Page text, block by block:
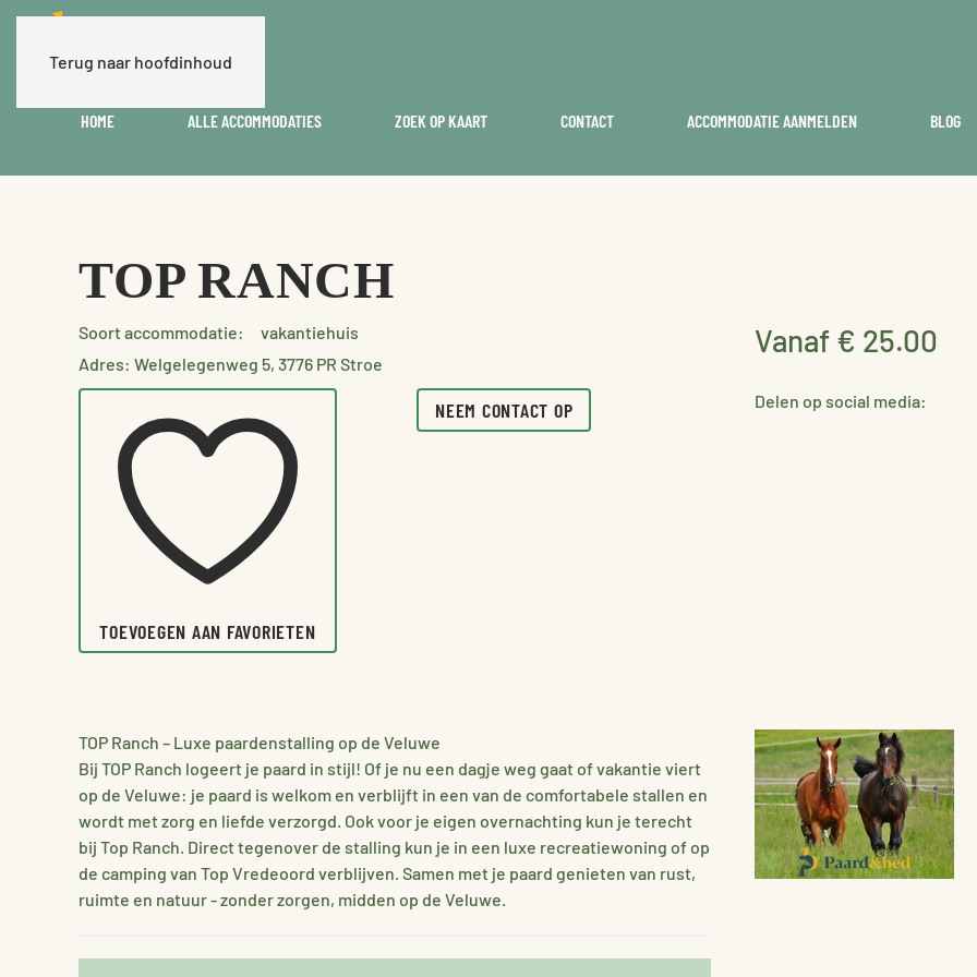
Terug naar hoofdinhoud
HOME ALLE ACCOMMODATIES ZOEK OP KAART CONTACT ACCOMMODATIE AANMELDEN BLOG
TOP RANCH
Soort accommodatie:
vakantiehuis
Adres: Welgelegenweg 5, 3776 PR Stroe
Vanaf € 25.00
TOEVOEGEN AAN FAVORIETEN
NEEM CONTACT OP Delen op social media:
TOP Ranch – Luxe paardenstalling op de Veluwe
Bij TOP Ranch logeert je paard in stijl! Of je nu een dagje weg gaat of vakantie viert
op de Veluwe: je paard is welkom en verblijft in een van de comfortabele stallen en
wordt met zorg en liefde verzorgd. Ook voor je eigen overnachting kun je terecht
bij Top Ranch. Direct tegenover de stalling kun je in een luxe recreatiewoning of op
de camping van Top Vredeoord verblijven. Samen met je paard genieten van rust,
ruimte en natuur - zonder zorgen, midden op de Veluwe.
VERGROTEN